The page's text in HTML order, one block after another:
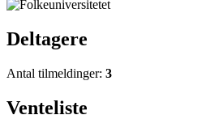
Deltagere
Antal tilmeldinger: 3
Venteliste